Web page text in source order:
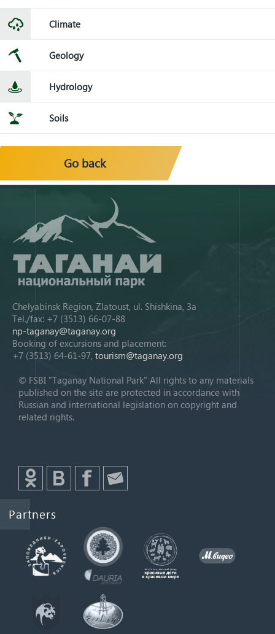
Climate
Geology
Hydrology
Soils
Go back
Chelyabinsk Region, Zlatoust, ul. Shishkina, 3a
Tel./fax: +7 (3513) 66-07-88
np-taganay@taganay.org
Booking of excursions and placement:
+7 (3513) 64-61-97, tourism@taganay.org
© FSBI "Taganay National Park" All rights to any materials
published on the site are protected in accordance with
Russian and international legislation on copyright and
related rights.
Partners